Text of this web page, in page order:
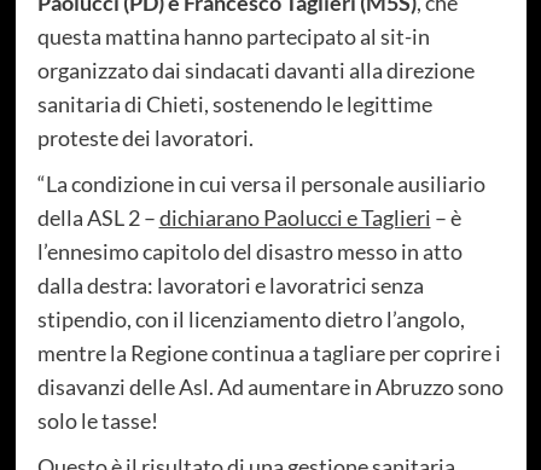
questa mattina hanno partecipato al sit-in
organizzato dai sindacati davanti alla direzione
sanitaria di Chieti, sostenendo le legittime
proteste dei lavoratori.
“La condizione in cui versa il personale ausiliario
della ASL 2 –dichiarano Paolucci e Taglieri – è
l’ennesimo capitolo del disastro messo in atto
dalla destra: lavoratori e lavoratrici senza
stipendio, con il licenziamento dietro l’angolo,
mentre la Regione continua a tagliare per coprire i
disavanzi delle Asl. Ad aumentare in Abruzzo sono
solo le tasse!